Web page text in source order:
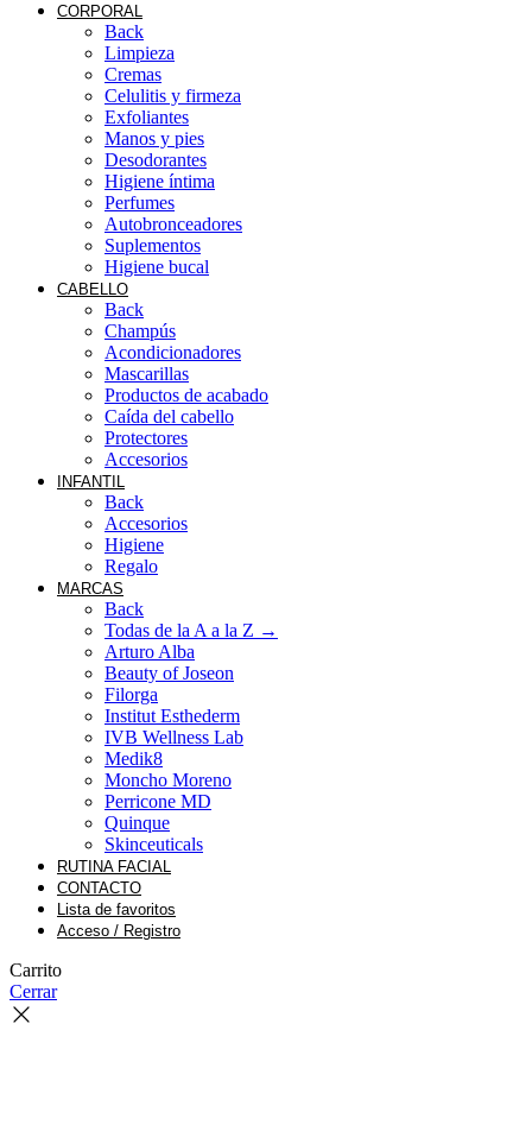
CORPORAL
Back
Limpieza
Cremas
Celulitis y firmeza
Exfoliantes
Manos y pies
Desodorantes
Higiene íntima
Perfumes
Autobronceadores
Suplementos
Higiene bucal
CABELLO
Back
Champús
Acondicionadores
Mascarillas
Productos de acabado
Caída del cabello
Protectores
Accesorios
INFANTIL
Back
Accesorios
Higiene
Regalo
MARCAS
Back
Todas de la A a la Z →
Arturo Alba
Beauty of Joseon
Filorga
Institut Esthederm
IVB Wellness Lab
Medik8
Moncho Moreno
Perricone MD
Quinque
Skinceuticals
RUTINA FACIAL
CONTACTO
Lista de favoritos
Acceso / Registro
Carrito
Cerrar